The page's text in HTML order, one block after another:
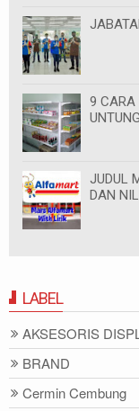
9 CARA
JUDUL
DAN
LABEL
AKSESORIS
BRAND
Cermin Cembung